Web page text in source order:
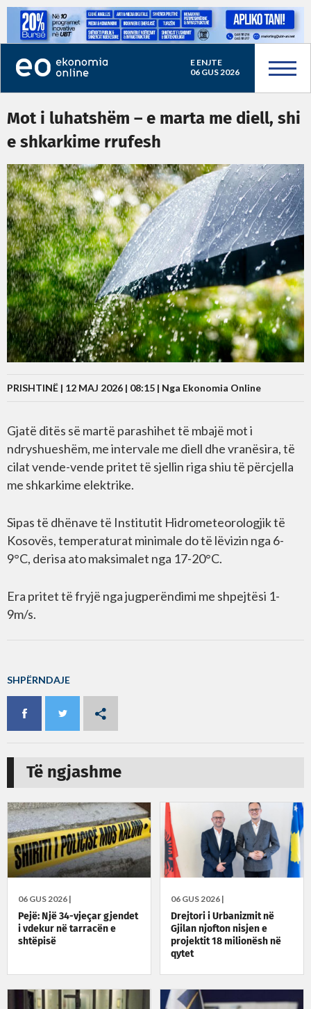
E ENJTE
06 GUS 2026
Mot i luhatshëm – e marta me diell, shi
e shkarkime rrufesh
PRISHTINË | 12 MAJ 2026 | 08:15 | Nga Ekonomia Online
Gjatë ditës së martë parashihet të mbajë mot i
ndryshueshëm, me intervale me diell dhe vranësira, të
cilat vende-vende pritet të sjellin riga shiu të përcjella
me shkarkime elektrike.
Sipas të dhënave të Institutit Hidrometeorologjik të
Kosovës, temperaturat minimale do të lëvizin nga 6-
9°C, derisa ato maksimalet nga 17-20°C.
Era pritet të fryjë nga jugperëndimi me shpejtësi 1-
9m/s.
SHPËRNDAJE
Të ngjashme
06 GUS 2026 |
Pejë: Një 34-vjeçar gjendet
i vdekur në tarracën e
shtëpisë
06 GUS 2026 |
Drejtori i Urbanizmit në
Gjilan njofton nisjen e
projektit 18 milionësh në
qytet